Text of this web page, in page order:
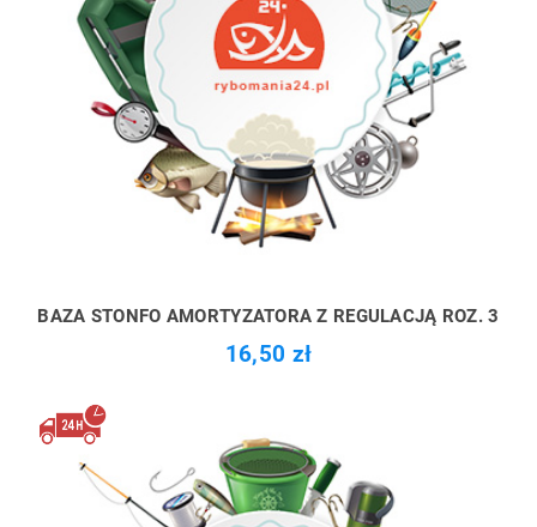
BAZA STONFO AMORTYZATORA Z REGULACJĄ ROZ. 3
16,50 zł